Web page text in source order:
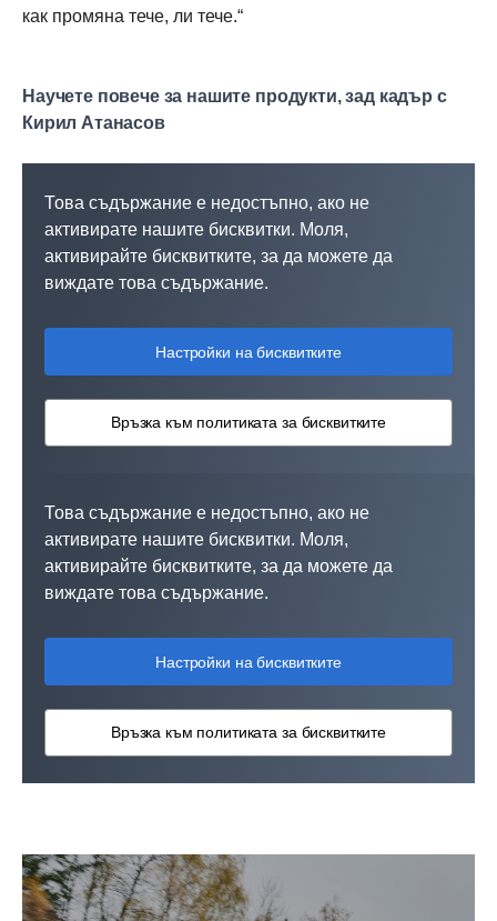
как промяна тече, ли тече.“
научете повече за нашите продукти, зад кадър с
Кирил Атанасов
Това съдържание е недостъпно, ако не
активирате нашите бисквитки. Моля,
активирайте бисквитките, за да можете да
виждате това съдържание.
Настройки на бисквитките
Връзка към политиката за бисквитките
Това съдържание е недостъпно, ако не
активирате нашите бисквитки. Моля,
активирайте бисквитките, за да можете да
виждате това съдържание.
Настройки на бисквитките
Връзка към политиката за бисквитките